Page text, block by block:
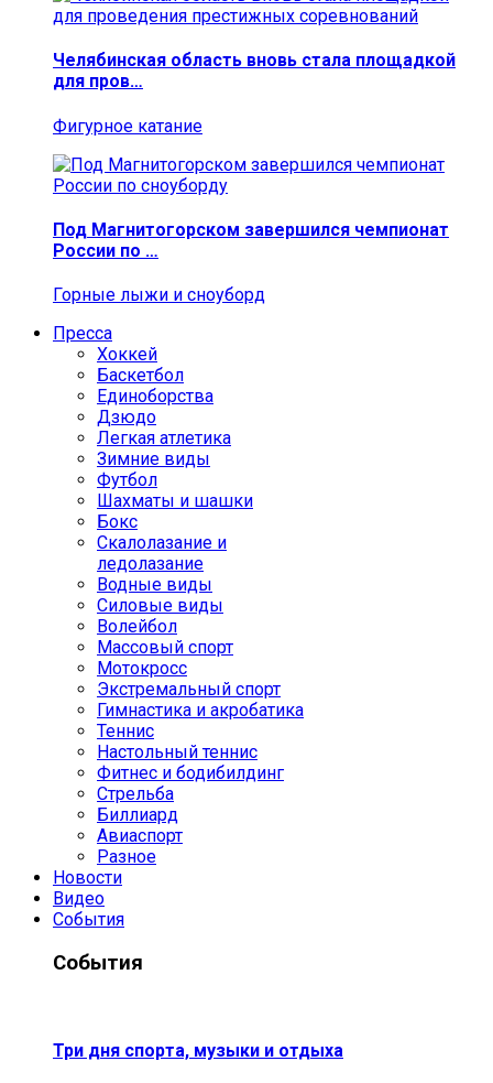
Челябинская область вновь стала площадкой
для пров…
Фигурное катание
Под Магнитогорском завершился чемпионат
России по …
Горные лыжи и сноуборд
Пресса
Хоккей
Баскетбол
Единоборства
Дзюдо
Легкая атлетика
Зимние виды
Футбол
Шахматы и шашки
Бокс
Скалолазание и
ледолазание
Водные виды
Силовые виды
Волейбол
Массовый спорт
Мотокросс
Экстремальный спорт
Гимнастика и акробатика
Теннис
Настольный теннис
Фитнес и бодибилдинг
Стрельба
Биллиард
Авиаспорт
Разное
Новости
Видео
События
События
Три дня спорта, музыки и отдыха